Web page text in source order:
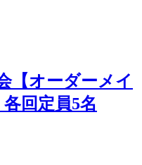
【オーダーメイ
各回定員5名